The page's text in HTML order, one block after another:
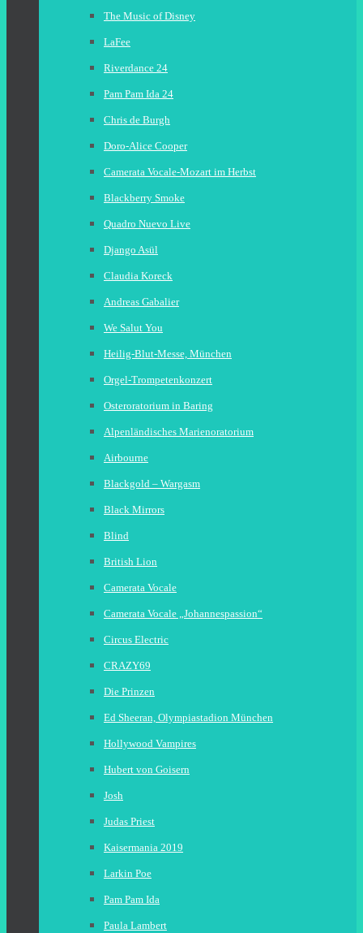
The Music of Disney
LaFee
Riverdance 24
Pam Pam Ida 24
Chris de Burgh
Doro-Alice Cooper
Camerata Vocale-Mozart im Herbst
Blackberry Smoke
Quadro Nuevo Live
Django Asül
Claudia Koreck
Andreas Gabalier
We Salut You
Heilig-Blut-Messe, München
Orgel-Trompetenkonzert
Osteroratorium in Baring
Alpenländisches Marienoratorium
Airbourne
Blackgold – Wargasm
Black Mirrors
Blind
British Lion
Camerata Vocale
Camerata Vocale „Johannespassion“
Circus Electric
CRAZY69
Die Prinzen
Ed Sheeran, Olympiastadion München
Hollywood Vampires
Hubert von Goisern
Josh
Judas Priest
Kaisermania 2019
Larkin Poe
Pam Pam Ida
Paula Lambert